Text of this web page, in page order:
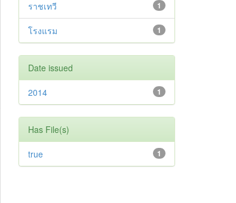
1
ราชเทวี
1
โรงแรม
Date issued
1
2014
Has File(s)
1
true